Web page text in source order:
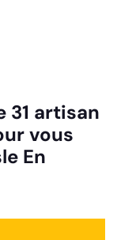
31 artisan
vous
En